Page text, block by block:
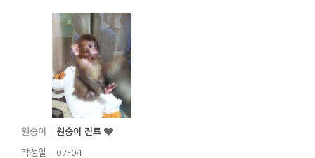
원숭이 원숭이 진료
작성일 07-04